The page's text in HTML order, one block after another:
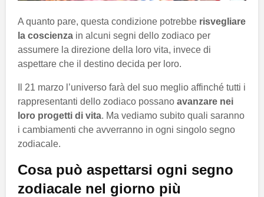
A quanto pare, questa condizione potrebbe risvegliare
la coscienza in alcuni segni dello zodiaco per
assumere la direzione della loro vita, invece di
aspettare che il destino decida per loro.
Il 21 marzo l’universo farà del suo meglio affinché tutti i
rappresentanti dello zodiaco possano avanzare nei
loro progetti di vita. Ma vediamo subito quali saranno
i cambiamenti che avverranno in ogni singolo segno
zodiacale.
Cosa può aspettarsi ogni segno
zodiacale nel giorno più